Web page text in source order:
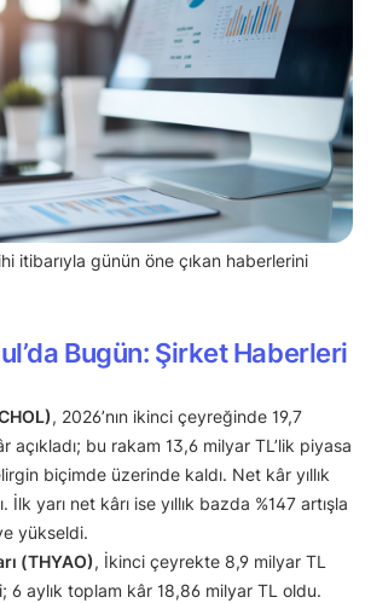
itibarıyla günün öne çıkan haberlerini
Bugün: Şirket Haberleri
, 2026’nın ikinci çeyreğinde 19,7
açıkladı; bu rakam 13,6 milyar TL’lik piyasa
biçimde üzerinde kaldı. Net kâr yıllık
İlk yarı net kârı ise yıllık bazda %147 artışla
yükseldi.
(THYAO), İkinci çeyrekte 8,9 milyar TL
6 aylık toplam kâr 18,86 milyar TL oldu.